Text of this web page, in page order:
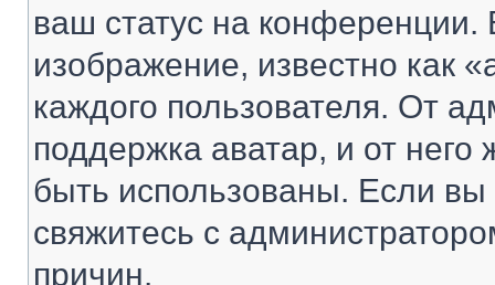
ваш статус на
изображение, известно как
каждого пользователя. От
поддержка аватар, и от него
быть использованы. Если
свяжитесь с
причин.